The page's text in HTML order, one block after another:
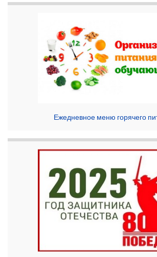
Ежедневное меню горячего